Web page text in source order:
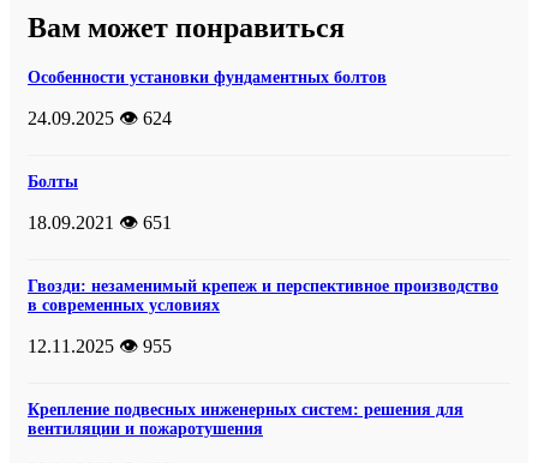
Вам может понравиться
Особенности установки фундаментных болтов
24.09.2025 👁️ 624
Болты
18.09.2021 👁️ 651
Гвозди: незаменимый крепеж и перспективное производство
в современных условиях
12.11.2025 👁️ 955
Крепление подвесных инженерных систем: решения для
вентиляции и пожаротушения